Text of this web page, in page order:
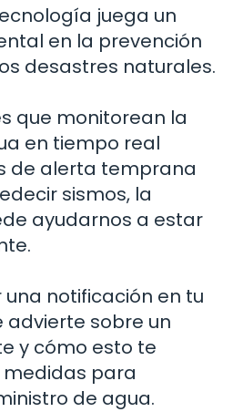
juega un
en la prevención
desastres naturales.
que monitorean la
en tiempo real
de alerta temprana
sismos, la
ayudarnos a estar
notificación en tu
advierte sobre un
y cómo esto te
para
de agua.